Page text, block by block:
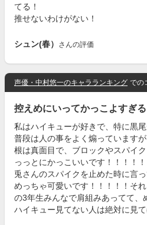
てる！
推せないわけがない！
シュン(春） さんの評価
声優・中村悠一のキャラランキング での
控えめにいってかっこよすぎる
私はハイキューが好きで、特に黒
普段は人の事をよく煽っています
根は真面目で、ブロックやスパイ
っっとにかっこいいです！！！！
兎さんのスパイクを止めた時に言
めっちゃ可愛いです！！！！！そ
の3年生みんなで肩組みあってて、
ハイキュー見てない人は絶対に見